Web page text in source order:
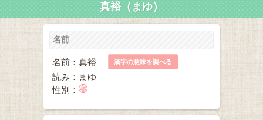
真裕（まゆ）
名前
名前：真裕 漢字の意味を調べる
読み：まゆ
性別：